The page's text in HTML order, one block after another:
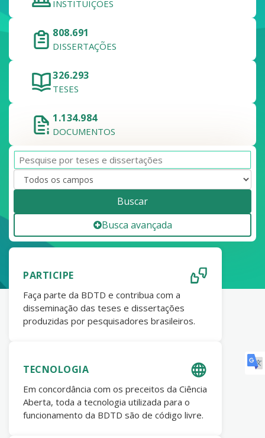
INSTITUIÇÕES
808.691
DISSERTAÇÕES
326.293
TESES
1.134.984
DOCUMENTOS
Buscar
Busca avançada
PARTICIPE
Faça parte da BDTD e contribua com a
disseminação das teses e dissertações
produzidas por pesquisadores brasileiros.
TECNOLOGIA
Em concordância com os preceitos da Ciência
Aberta, toda a tecnologia utilizada para o
funcionamento da BDTD são de código livre.